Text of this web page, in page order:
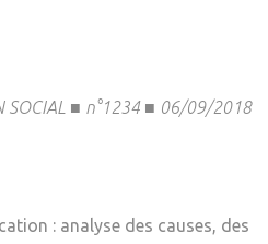
SOCIAL ■ n°1234 ■ 06/09/2018
: analyse des causes, des